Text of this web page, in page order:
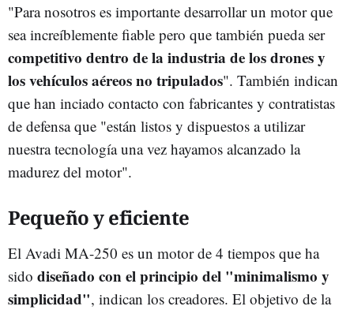
"Para nosotros es importante desarrollar un motor que
sea increíblemente fiable pero que también pueda ser
competitivo dentro de la industria de los drones y
los vehículos aéreos no tripulados". También indican
que han inciado contacto con fabricantes y contratistas
de defensa que "están listos y dispuestos a utilizar
nuestra tecnología una vez hayamos alcanzado la
madurez del motor".
Pequeño y eficiente
El Avadi MA-250 es un motor de 4 tiempos que ha
sido diseñado con el principio del "minimalismo y
simplicidad", indican los creadores. El objetivo de la